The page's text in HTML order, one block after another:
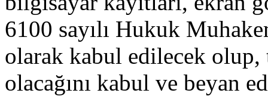
6100 sayılı Hukuk
olarak kabul edilecek olup,
olacağını kabul ve beyan